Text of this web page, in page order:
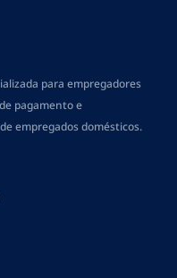
para empregadores
pagamentoe
empregados domésticos.